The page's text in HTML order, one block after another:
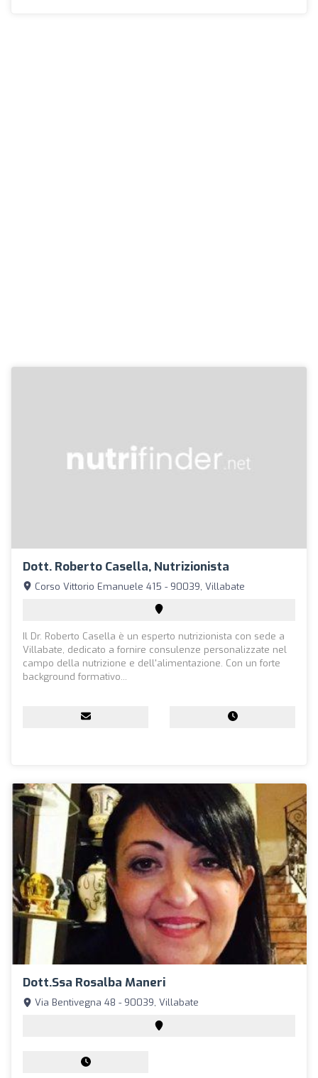
Dott. Roberto Casella, Nutrizionista
Corso Vittorio Emanuele 415 - 90039, Villabate
Il Dr. Roberto Casella è un esperto nutrizionista con sede a
Villabate, dedicato a fornire consulenze personalizzate nel
campo della nutrizione e dell'alimentazione. Con un forte
background formativo...
Dott.ssa Rosalba Maneri
Via Bentivegna 48 - 90039, Villabate